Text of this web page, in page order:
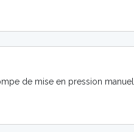
de mise en pression